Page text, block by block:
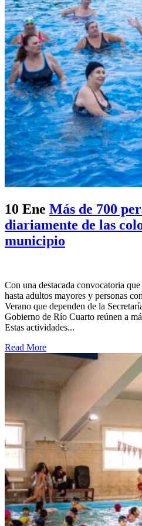
10 Ene Más de 700
diariamente de las
municipio
Con una destacada convocatoria
hasta adultos mayores y personas
Verano que dependen de la
Gobierno de Río Cuarto reúnen a
Estas actividades...
Read More